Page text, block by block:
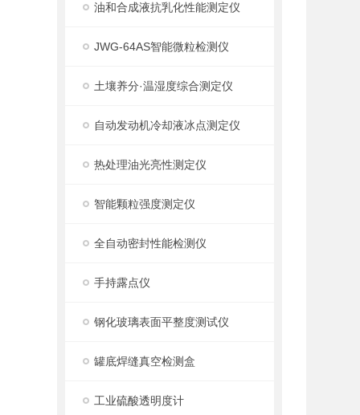
油和合成液抗乳化性能测定仪
JWG-64AS智能微粒检测仪
土壤养分·温湿度综合测定仪
自动发动机冷却液冰点测定仪
热处理油光亮性测定仪
智能颗粒强度测定仪
全自动密封性能检测仪
手持露点仪
钢化玻璃表面平整度测试仪
罐底焊缝真空检测盒
工业硫酸透明度计